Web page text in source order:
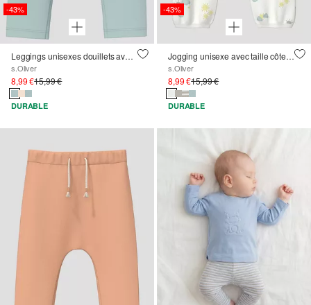
-43%
Leggings unisexes douillets avec ceinture à revers
s.Oliver
8,99 €15,99 €
DURABLE
-43%
Jogging unisexe avec taille côtelée en coupe loose
s.Oliver
8,99 €15,99 €
DURABLE